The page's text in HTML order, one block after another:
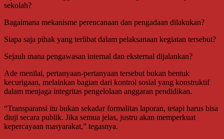
sekolah?
Bagaimana mekanisme perencanaan dan pengadaan dilakukan?
Siapa saja pihak yang terlibat dalam pelaksanaan kegiatan tersebut?
Sejauh mana pengawasan internal dan eksternal dijalankan?
Ade menilai, pertanyaan-pertanyaan tersebut bukan bentuk
kecurigaan, melainkan bagian dari kontrol sosial yang konstruktif
dalam menjaga integritas pengelolaan anggaran pendidikan.
“Transparansi itu bukan sekadar formalitas laporan, tetapi harus bisa
diuji secara publik. Jika semua jelas, justru akan memperkuat
kepercayaan masyarakat,” tegasnya.